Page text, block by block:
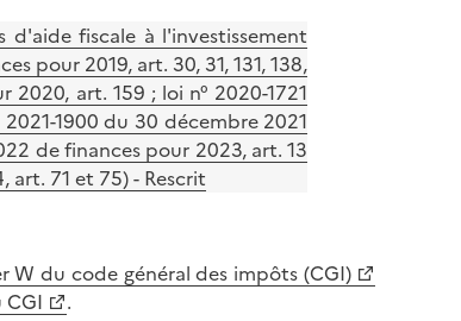
d'aide fiscale à l'investissement
pour 2019, art. 30, 31, 131, 138,
art. 159 ; loi n° 2020-1721
1900 du 30 décembre 2021
de finances pour 2023, art. 13
art. 71 et 75) - Rescrit
W du code général des impôts (CGI)
.